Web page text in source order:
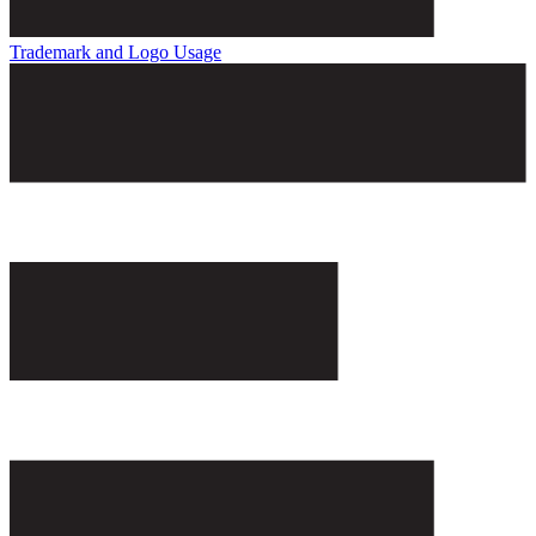
Trademark and Logo Usage